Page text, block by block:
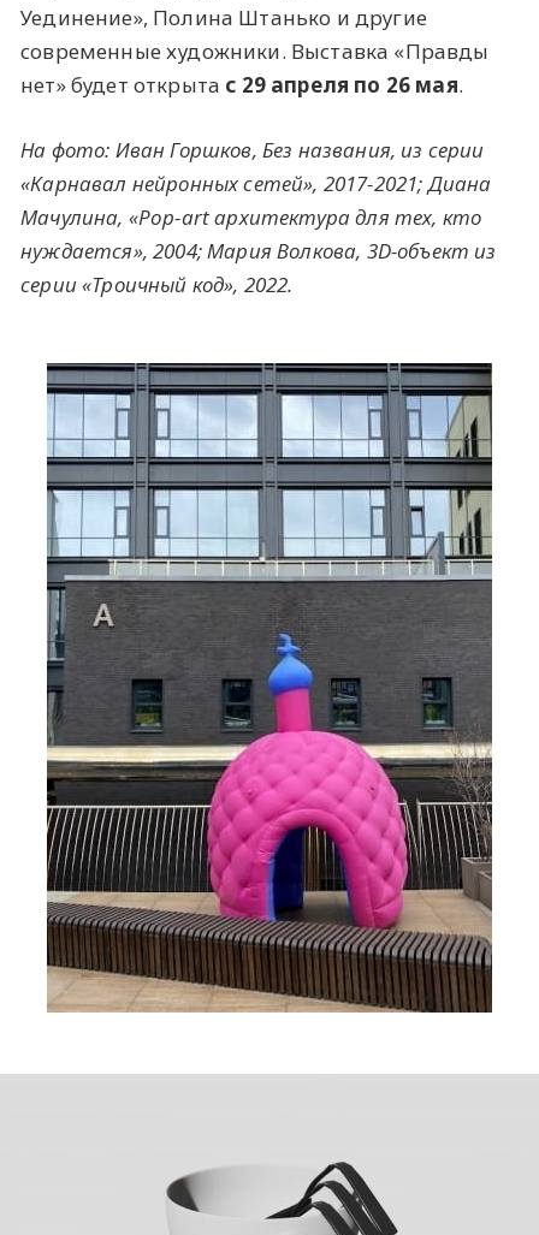
Уединение», Полина Штанько и другие
современные художники. Выставка «Правды
нет» будет открыта с 29 апреля по 26 мая.
На фото: Иван Горшков, Без названия, из серии
«Карнавал нейронных сетей», 2017-2021; Диана
Мачулина, «Pop-art архитектура для тех, кто
нуждается», 2004; Мария Волкова, 3D-объект из
серии «Троичный код», 2022.